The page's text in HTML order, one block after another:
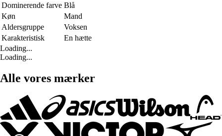
Dominerende farve Blå
Køn
Mand
Aldersgruppe
Voksen
Karakteristisk
En hætte
Loading...
Loading...
Alle vores mærker